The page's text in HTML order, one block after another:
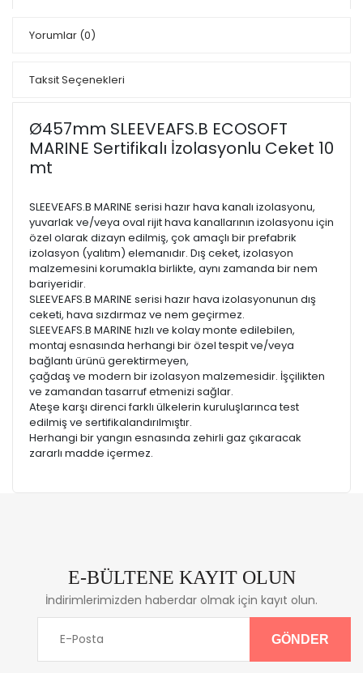
Yorumlar (0)
Taksit Seçenekleri
Ø457mm SLEEVEAFS.B ECOSOFT
MARINE Sertifikalı İzolasyonlu Ceket 10
mt
SLEEVEAFS.B MARINE serisi hazır hava kanalı izolasyonu,
yuvarlak ve/veya oval rijit hava kanallarının izolasyonu için
özel olarak dizayn edilmiş, çok amaçlı bir prefabrik
izolasyon (yalıtım) elemanıdır. Dış ceket, izolasyon
malzemesini korumakla birlikte, aynı zamanda bir nem
bariyeridir.
SLEEVEAFS.B MARINE serisi hazır hava izolasyonunun dış
ceketi, hava sızdırmaz ve nem geçirmez.
SLEEVEAFS.B MARINE hızlı ve kolay monte edilebilen,
montaj esnasında herhangi bir özel tespit ve/veya
bağlantı ürünü gerektirmeyen,
çağdaş ve modern bir izolasyon malzemesidir. İşçilikten
ve zamandan tasarruf etmenizi sağlar.
Ateşe karşı direnci farklı ülkelerin kuruluşlarınca test
edilmiş ve sertifikalandırılmıştır.
Herhangi bir yangın esnasında zehirli gaz çıkaracak
zararlı madde içermez.
E-BÜLTENE KAYIT OLUN
İndirimlerimizden haberdar olmak için kayıt olun.